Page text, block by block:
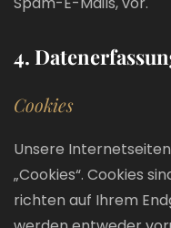
4.
Cookies
Unsere
„Cookies“. Cookies
richten auf Ihrem